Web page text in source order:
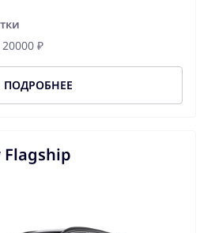
₽
ПОДРОБНЕЕ
Flagship